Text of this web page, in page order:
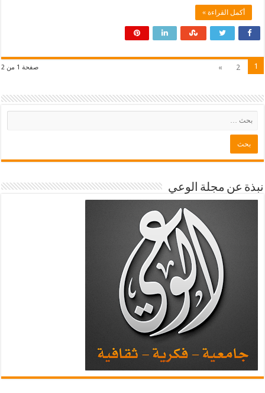
أكمل القراءة »
صفحة 1 من 2 1
2
»
نبذة عن مجلة الوعي